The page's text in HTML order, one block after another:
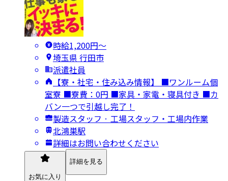
時給1,200円〜
埼玉県 行田市
派遣社員
【寮・社宅・住み込み情報】 ■ワンルーム個
室寮 ■寮費：0円 ■家具・家電・寝具付き ■カ
バン一つで引越し完了！
製造スタッフ · 工場スタッフ・工場内作業
北鴻巣駅
詳細はお問い合わせください
お気に入り
詳細を見る